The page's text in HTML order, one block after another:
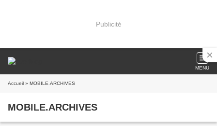
Publicité
MENU
Accueil » MOBILE.ARCHIVES
MOBILE.ARCHIVES